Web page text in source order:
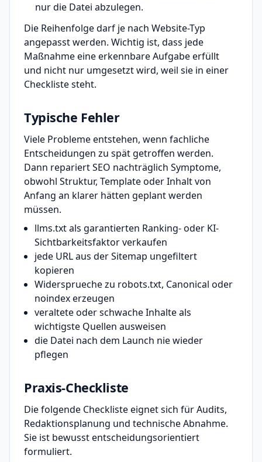
nur die Datei abzulegen.
Die Reihenfolge darf je nach Website-Typ
angepasst werden. Wichtig ist, dass jede
Maßnahme eine erkennbare Aufgabe erfüllt
und nicht nur umgesetzt wird, weil sie in einer
Checkliste steht.
Typische Fehler
Viele Probleme entstehen, wenn fachliche
Entscheidungen zu spät getroffen werden.
Dann repariert SEO nachträglich Symptome,
obwohl Struktur, Template oder Inhalt von
Anfang an klarer hätten geplant werden
müssen.
llms.txt als garantierten Ranking- oder KI-
Sichtbarkeitsfaktor verkaufen
jede URL aus der Sitemap ungefiltert
kopieren
Widersprueche zu robots.txt, Canonical oder
noindex erzeugen
veraltete oder schwache Inhalte als
wichtigste Quellen ausweisen
die Datei nach dem Launch nie wieder
pflegen
Praxis-Checkliste
Die folgende Checkliste eignet sich für Audits,
Redaktionsplanung und technische Abnahme.
Sie ist bewusst entscheidungsorientiert
formuliert.